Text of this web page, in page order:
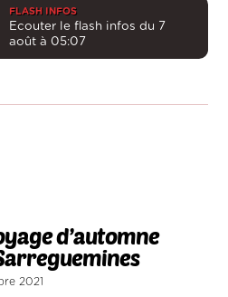
FLASH INFOS
Ecouter le flash infos du 7
août à 05:07
d’automne
2021